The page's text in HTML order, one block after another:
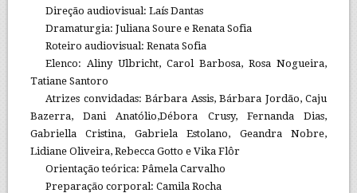
Direção audiovisual: Laís Dantas
Dramaturgia: Juliana Soure e Renata Sofia
Roteiro audiovisual: Renata Sofia
Elenco: Aliny Ulbricht, Carol Barbosa, Rosa Nogueira,
Tatiane Santoro
Atrizes convidadas: Bárbara Assis, Bárbara Jordão, Caju
Bazerra, Dani Anatólio,Débora Crusy, Fernanda Dias,
Gabriella Cristina, Gabriela Estolano, Geandra Nobre,
Lidiane Oliveira, Rebecca Gotto e Vika Flôr
Orientação teórica: Pâmela Carvalho
Preparação corporal: Camila Rocha